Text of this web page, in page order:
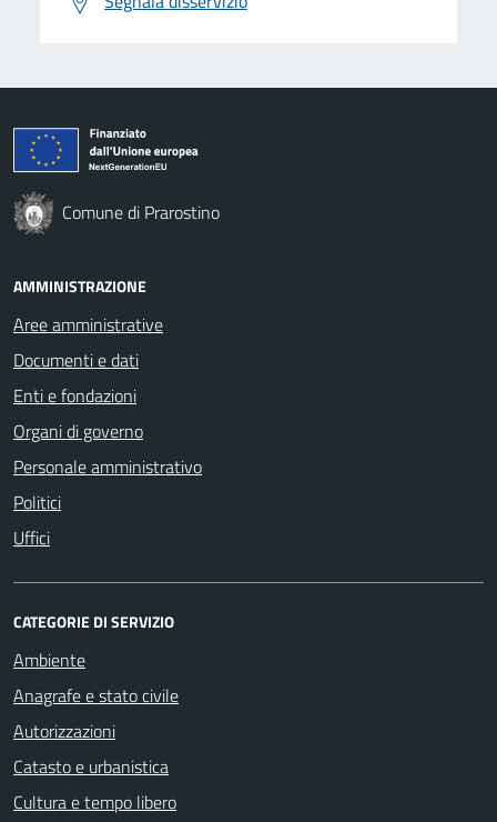
Comune di Prarostino
AMMINISTRAZIONE
Aree amministrative
Documenti e dati
Enti e fondazioni
Organi di governo
Personale amministrativo
Politici
Uffici
CATEGORIE DI SERVIZIO
Ambiente
Anagrafe e stato civile
Autorizzazioni
Catasto e urbanistica
Cultura e tempo libero